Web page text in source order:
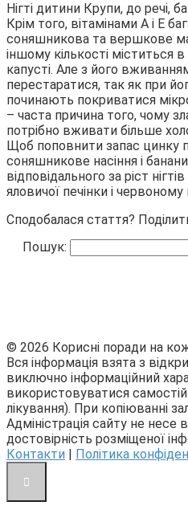
Нігті дитини Крупи, до речі,
Крім того, вітамінами А і Е
соняшникова та вершкове
іншому кількості міститься
капусті. Але з його
перестаратися, так як при
починають покриватися
– часта причина того, чому
потрібно вживати більше
Щоб поповнити запас цинку
соняшникове насіння і
відповідального за ріст
яловичої печінки і червоному
Сподобалася стаття?
Пошук:
© 2026 Корисні поради на
Вся інформація взята з
виключно інформаційний
використовуватися
лікування). При копіюванні
Адміністрація сайту не несе
достовірність розміщеної
Контакти | Політика